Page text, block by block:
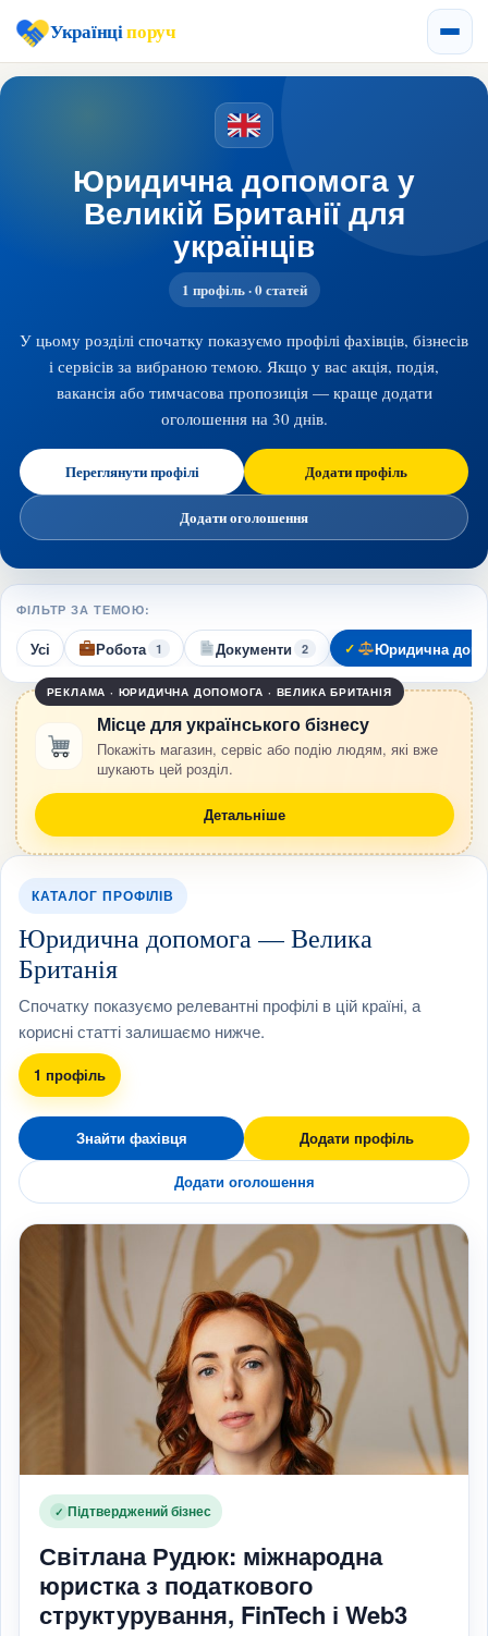
Українціпоруч
Юридична допомога у
Великій Британії для
українців
1 профіль · 0 статей
У цьому розділі спочатку показуємо профілі фахівців, бізнесів
і сервісів за вибраною темою. Якщо у вас акція, подія,
вакансія або тимчасова пропозиція — краще додати
оголошення на 30 днів.
Переглянути профілі Додати профіль
Додати оголошення
ФІЛЬТР ЗА ТЕМОЮ:
Усі Робота 1 Документи 2 Юридична
РЕКЛАМА · ЮРИДИЧНА ДОПОМОГА · ВЕЛИКА БРИТАНІЯ
Місце для українського бізнесу
Покажіть магазин, сервіс або подію людям, які вже
шукають цей розділ.
Детальніше
КАТАЛОГ ПРОФІЛІВ
Юридична допомога — Велика
Британія
Спочатку показуємо релевантні профілі в цій країні, а
корисні статті залишаємо нижче.
1 профіль
Знайти фахівця Додати профіль
Додати оголошення
✓ Підтверджений бізнес
Світлана Рудюк: міжнародна
юристка з податкового
структурування, FinTech і Web3